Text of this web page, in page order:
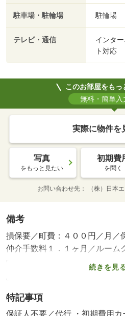
駐車場・駐輪場 駐輪場
テレビ・通信
インタ
ト対応
このお部屋をもっ
無料・簡単入
実際に物件を
写真
をもっと見たい
初期費
を聞く
お問い合わせ先 （株）日本
備考
損保要／町費：４００円／月／
仲介手数料１．１ヶ月／ルーム
／バストイレ別／バルコニー／
ローリング／シャワー付洗面台
追焚機能浴室／温水洗浄便座／
駐輪場／宅配ボックス／礼金不
続きを見
特記事項
保証人不要／代行 ・初期費用カ